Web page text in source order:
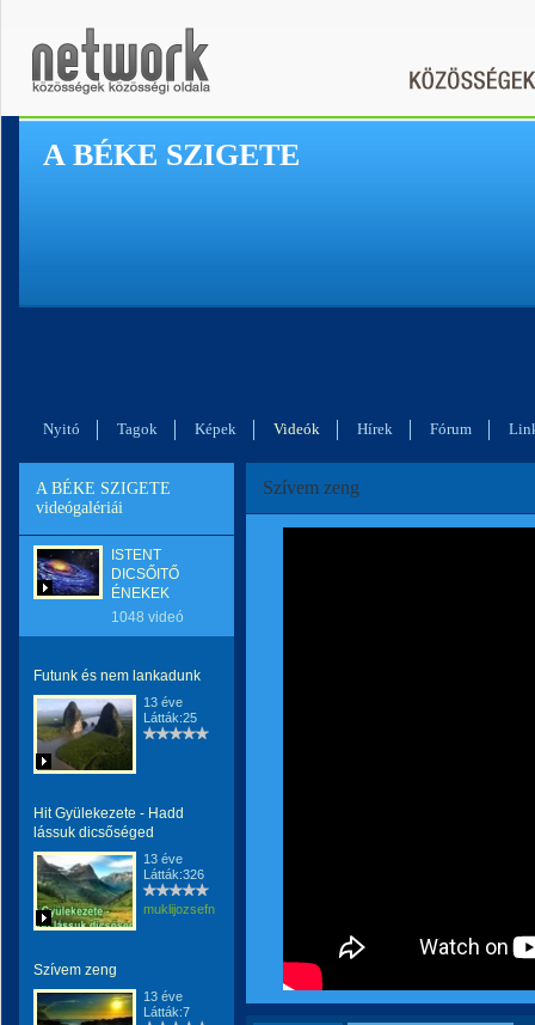
A BÉKE SZIGETE
Nyitó Tagok Képek Videók Hírek Fórum
A BÉKE SZIGETE
videógalériái
ISTENT
DICSŐITŐ
ÉNEKEK
1048 videó
Futunk és nem lankadunk
13 éve
Látták:25
Hit Gyülekezete - Hadd
lássuk dicsőséged
13 éve
Látták:326
muklijozsefnemargit
Szívem zeng
13 éve
Látták:7
Szívem zeng